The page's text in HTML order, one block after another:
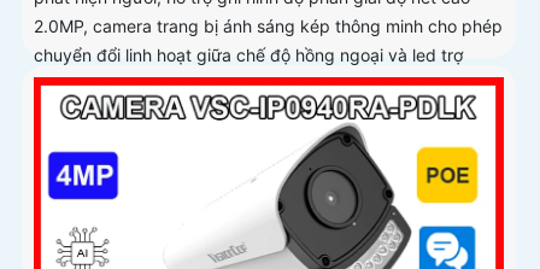
2.0MP, camera trang bị ánh sáng kép thông minh cho phép
chuyển đổi linh hoạt giữa chế độ hồng ngoại và led trợ
sáng ban đêm, giúp giám sát bảo vệ an ninh ban đêm một
cách linh hoạt